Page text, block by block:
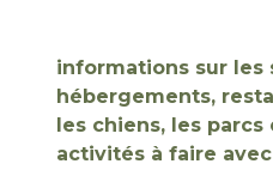
informations sur les
hébergements,
les chiens, les
activités à faire